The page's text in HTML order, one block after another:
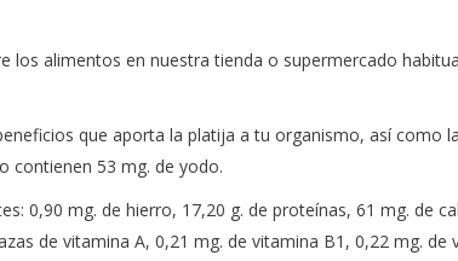
los alimentos en nuestra tienda o supermercado
que aporta la platija a tu organismo, así como
contienen 53 mg. de yodo.
0,90 mg. de hierro, 17,20 g. de proteínas, 61 mg. de
de vitamina A, 0,21 mg. de vitamina B1, 0,22 mg. de